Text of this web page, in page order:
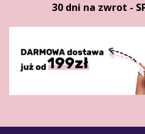
30 dni na zwrot -